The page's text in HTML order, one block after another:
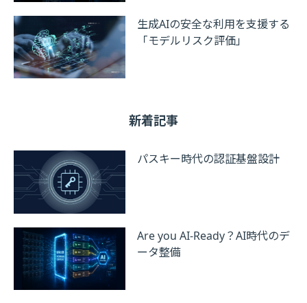
生成AIの安全な利用を支援する
「モデルリスク評価」
新着記事
パスキー時代の認証基盤設計
Are you AI-Ready？AI時代のデ
ータ整備